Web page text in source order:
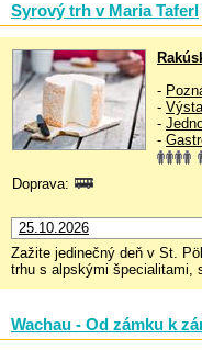
Syrový trh v Maria Taferl
-
-
-
-
Doprava:
25.10.2026
Zažite jedinečný deň v St.
trhu s alpskými špecialitami,
Wachau - Od zámku k